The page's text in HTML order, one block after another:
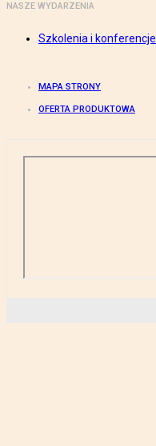
NASZE WYDARZENIA
Szkolenia i konferencje
MAPA STRONY
OFERTA PRODUKTOWA